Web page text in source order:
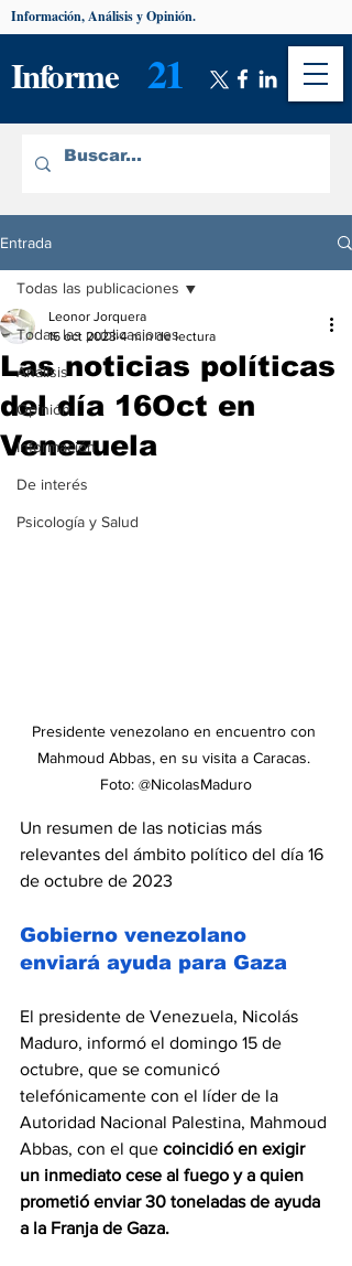
Informe 21
Información, Análisis y Opinión.
Entrada
Todas las publicaciones
Análisis
Opinión
Información
De interés
Psicología y Salud
Todas las publicaciones
Las noticias políticas
del día 16Oct en
Venezuela
Leonor Jorquera
16 oct 2023 4 min de lectura
Presidente venezolano en encuentro con
Mahmoud Abbas, en su visita a Caracas.
Foto: @NicolasMaduro
Un resumen de las noticias más
relevantes del ámbito político del día 16
de octubre de 2023
Gobierno venezolano
enviará ayuda para Gaza
El presidente de Venezuela, Nicolás
Maduro, informó el domingo 15 de
octubre, que se comunicó
telefónicamente con el líder de la
Autoridad Nacional Palestina, Mahmoud
Abbas, con el que coincidió en exigir
un inmediato cese al fuego y a quien
prometió enviar 30 toneladas de ayuda
a la Franja de Gaza.